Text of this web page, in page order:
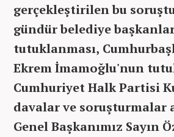
gerçekleştirilen bu
gündür belediye
tutuklanması,
Ekrem İmamoğlu'nun
Cumhuriyet Halk Partisi
davalar ve soruşturmalar
Genel Başkanımız Sayın